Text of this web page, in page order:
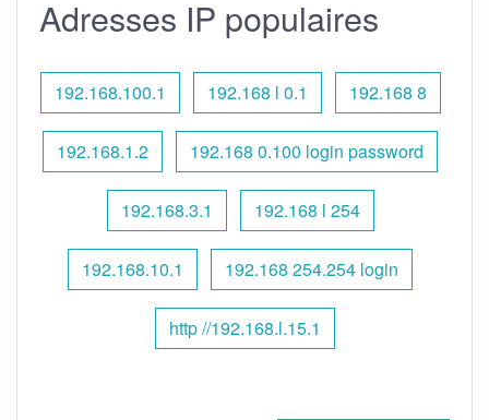
Adresses IP populaires
192.168.100.1 192.168 l 0.1 192.168 8
192.168.1.2 192.168 0.100 login password
192.168.3.1 192.168 l 254
192.168.10.1 192.168 254.254 login
http //192.168.l.15.1